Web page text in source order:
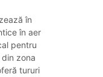
în
în aer
pentru
zona
tururi